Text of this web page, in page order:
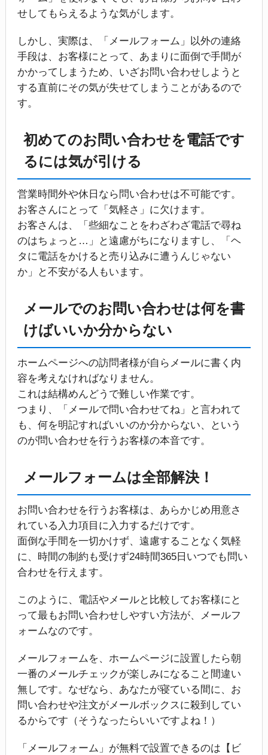
せしてもらえるような気がします。
しかし、実際は、「メールフォーム」以外の連絡
手段は、お客様にとって、あまりに面倒で手間が
かかってしまうため、いざお問い合わせしようと
する直前にその気が失せてしまうことがあるので
す。
初めてのお問い合わせを電話です
るには気が引ける
営業時間外や休日なら問い合わせは不可能です。
お客さんにとって「気軽さ」に欠けます。
お客さんは、「些細なことをわざわざ電話で尋ね
のはちょっと…」と遠慮がちになりますし、「ヘ
タに電話をかけると売り込みに遭うんじゃない
か」と不安がる人もいます。
メールでのお問い合わせは何を書
けばいいか分からない
ホームページへの訪問者様が自らメールに書く内
容を考えなければなりません。
これは結構めんどうで難しい作業です。
つまり、「メールで問い合わせてね」と言われて
も、何を明記すればいいのか分からない、という
のが問い合わせを行うお客様の本音です。
メールフォームは全部解決！
お問い合わせを行うお客様は、あらかじめ用意さ
れている入力項目に入力するだけです。
面倒な手間を一切かけず、遠慮することなく気軽
に、時間の制約も受けず24時間365日いつでも問い
合わせを行えます。
このように、電話やメールと比較してお客様にと
って最もお問い合わせしやすい方法が、メールフ
ォームなのです。
メールフォームを、ホームページに設置したら朝
一番のメールチェックが楽しみになること間違い
無しです。なぜなら、あなたが寝ている間に、お
問い合わせや注文がメールボックスに殺到してい
るからです（そうなったらいいですよね！）
「メールフォーム」が無料で設置できるのは【ビ